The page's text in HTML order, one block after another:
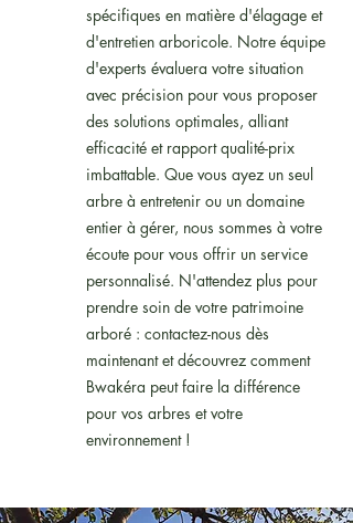
spécifiques en matière d'élagage et
d'entretien arboricole. Notre équipe
d'experts évaluera votre situation
avec précision pour vous proposer
des solutions optimales, alliant
efficacité et rapport qualité-prix
imbattable. Que vous ayez un seul
arbre à entretenir ou un domaine
entier à gérer, nous sommes à votre
écoute pour vous offrir un service
personnalisé. N'attendez plus pour
prendre soin de votre patrimoine
arboré : contactez-nous dès
maintenant et découvrez comment
Bwakéra peut faire la différence
pour vos arbres et votre
environnement !